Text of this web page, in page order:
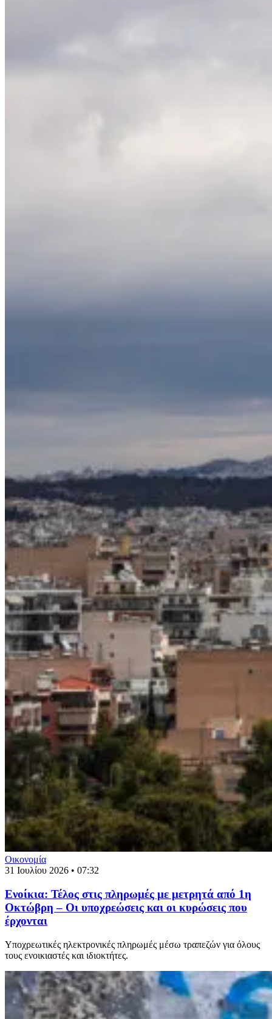
Οικονομία
31 Ιουλίου 2026 • 07:32
Ενοίκια: Τέλος στις πληρωμές με μετρητά από 1η
Οκτώβρη – Οι υποχρεώσεις και οι κυρώσεις που
έρχονται
Υποχρεωτικές ηλεκτρονικές πληρωμές μέσω τραπεζών για όλους
τους ενοικιαστές και ιδιοκτήτες.